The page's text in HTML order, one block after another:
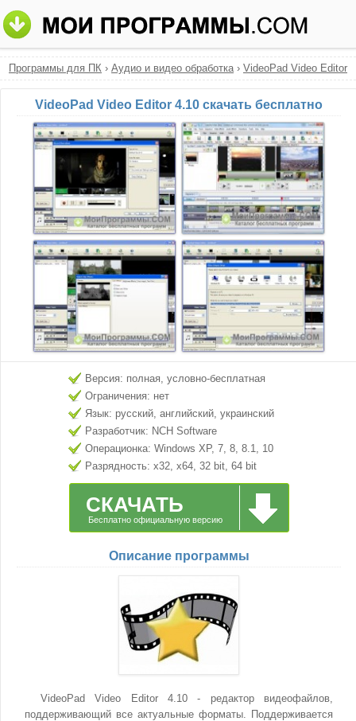
Программы для ПК › Аудио и видео обработка› VideoPad Video Editor
VideoPad Video Editor 4.10 скачать бесплатно
Версия: полная, условно-бесплатная
Ограничения: нет
Язык: русский, английский, украинский
Разработчик: NCH Software
Операционка: Windows XP, 7, 8, 8.1, 10
Разрядность: x32, x64, 32 bit, 64 bit
СКАЧАТЬ
Бесплатно официальную версию
Описание программы
VideoPad Video Editor 4.10 - редактор видеофайлов,
поддерживающий все актуальные форматы. Поддерживается